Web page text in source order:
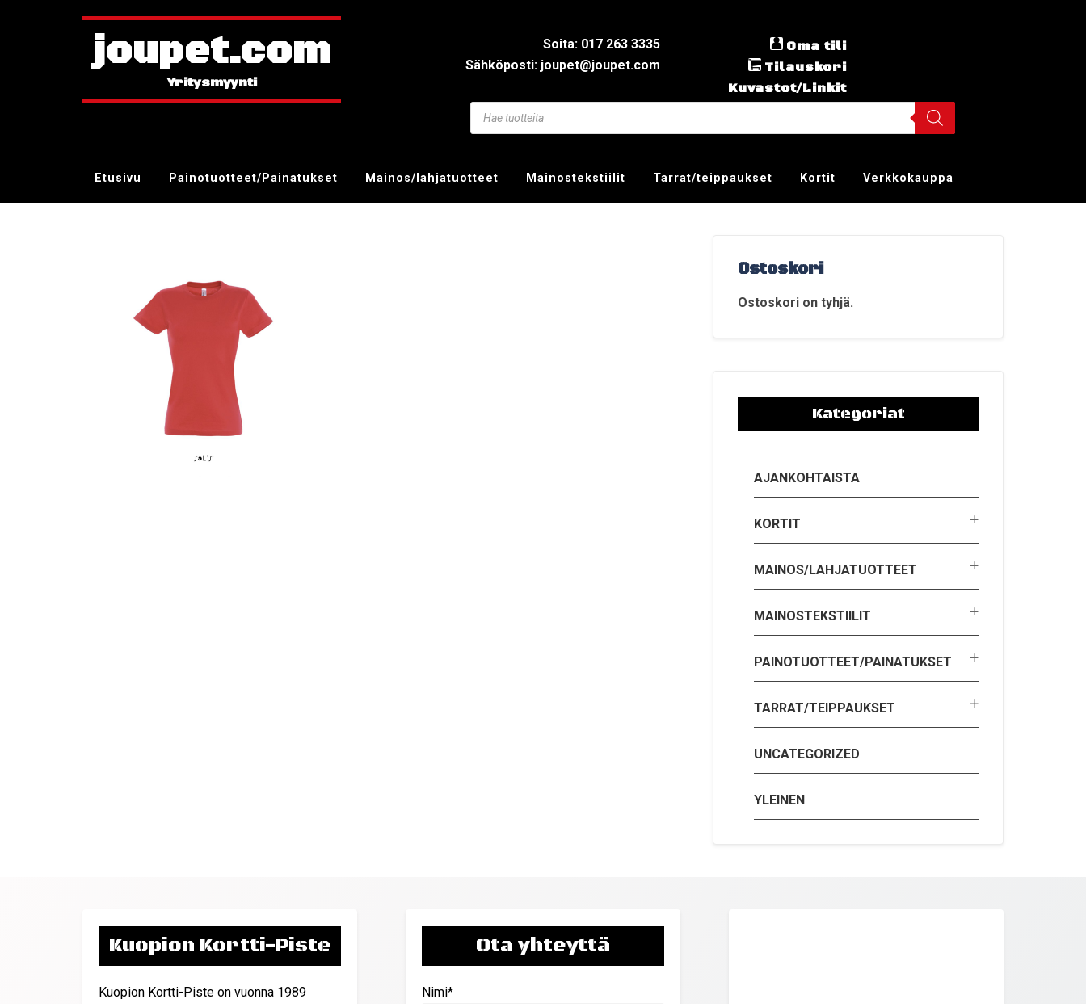
joupet.com
Soita: 017 263 3335
Sähköposti: joupet@joupet.com
Oma tili
Tilauskori
Kuvastot/Linkit
Etusivu Painotuotteet/Painatukset Mainos/lahjatuotteet Mainostekstiilit Tarrat/teippaukset Kortit Verkkokauppa
Ostoskori
Ostoskori on tyhjä.
Kategoriat
AJANKOHTAISTA
KORTIT
MAINOS/LAHJATUOTTEET
MAINOSTEKSTIILIT
PAINOTUOTTEET/PAINATUKSET
TARRAT/TEIPPAUKSET
UNCATEGORIZED
YLEINEN
Kuopion Kortti-Piste
Kuopion Kortti-Piste on vuonna 1989
Ota yhteyttä
Nimi*